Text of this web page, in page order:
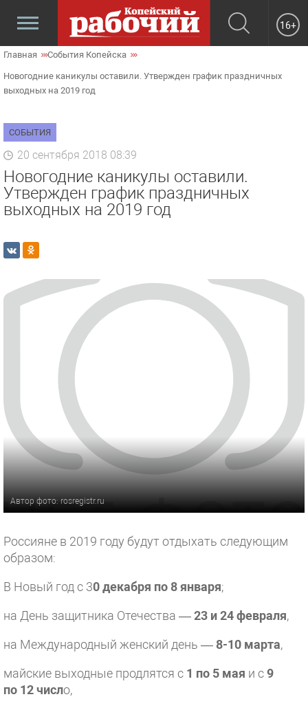
16+
Главная События Копейска
Новогодние каникулы оставили. Утвержден график праздничных
выходных на 2019 год
СОБЫТИЯ
20 сентября 2018 08:39
Новогодние каникулы оставили.
Утвержден график праздничных
выходных на 2019 год
Автор фото: rosregistr.ru
Россияне в 2019 году будут отдыхать следующим
образом:
В Новый год с 30 декабря по 8 января;
на День защитника Отечества —23 и 24 февраля,
на Международный женский день — 8-10 марта,
майские выходные продлятся с 1 по 5 мая и с9
по 12 число,